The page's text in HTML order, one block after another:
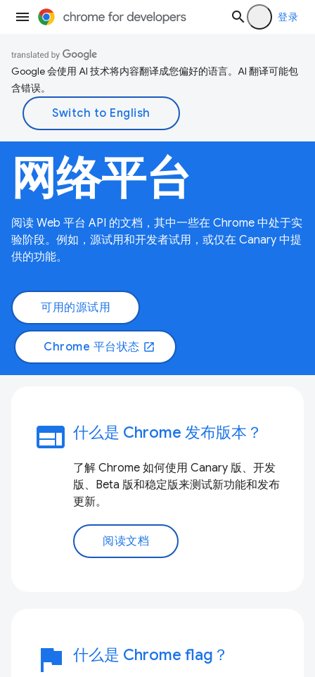
登录
Google 会使用 AI 技术将内容翻译成您偏好的语言。AI 翻译可能包
含错误。
网络平台
阅读 Web 平台 API 的文档，其中一些在 Chrome 中处于实
验阶段。例如，源试用和开发者试用，或仅在 Canary 中提
供的功能。
可用的源试用
Chrome 平台状态 open_in_new
web 什么是 Chrome 发布版本？
了解 Chrome 如何使用 Canary 版、开发
版、Beta 版和稳定版来测试新功能和发布
更新。
阅读文档
flag 什么是 Chrome flag？